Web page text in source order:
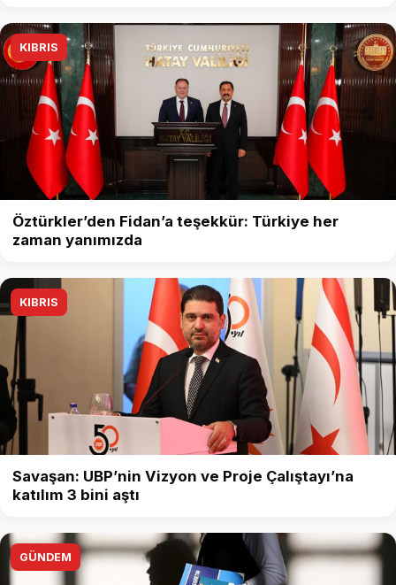
KIBRIS
Öztürkler’den Fidan’a teşekkür: Türkiye her
zaman yanımızda
KIBRIS
Savaşan: UBP’nin Vizyon ve Proje Çalıştayı’na
katılım 3 bini aştı
GÜNDEM